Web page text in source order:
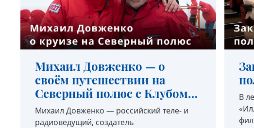
Михаил Довженко — о
своём путешествии на
Северный полюс с Клубом
полярных путешествий
Михаил Довженко — российский теле- и
радиоведущий, создатель
В